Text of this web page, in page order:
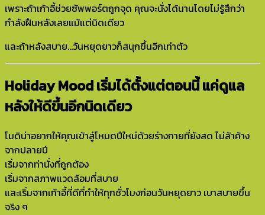
เพราะถ้าเก้าอี้ช่วยซัพพอร์ตถูกจุด คุณจะนั่งได้นานโดยไม่รู้สึกว่า
กำลังฝืนหลังเลยแม้แต่นิดเดียว
และถ้าหลังสบาย…วันหยุดยาวก็สนุกขึ้นอีกเท่าตัว
Holiday Mood เริ่มได้ตั้งแต่ตอนนี้ แค่ดูแล
หลังให้ดีขึ้นอีกนิดเดียว
โมดิน่าอยากให้คุณเข้าสู่โหมดปีใหม่ด้วยร่างกายที่ยังสด ไม่ล้าค้าง
จากปลายปี
เริ่มจากท่านั่งที่ถูกต้อง
เริ่มจากสภาพแวดล้อมที่สบาย
และเริ่มจากเก้าอี้ที่ดีที่ทำให้ทุกชั่วโมงก่อนวันหยุดยาว เบาสบายขึ้น
จริง ๆ